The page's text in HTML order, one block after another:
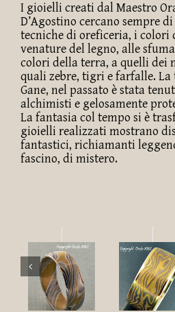
I gioielli creati dal Maestro
D’Agostino cercano sempre
tecniche di oreficeria, i colori
venature del legno, alle
colori della terra, a quelli dei
quali zebre, tigri e farfalle. La
Gane, nel passato è stata
alchimisti e gelosamente
La fantasia col tempo si è
gioielli realizzati mostrano
fantastici, richiamanti
fascino, di mistero.